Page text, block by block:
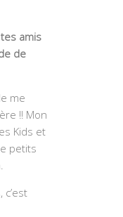
tes amis
de
me
!! Mon
Kids et
petits